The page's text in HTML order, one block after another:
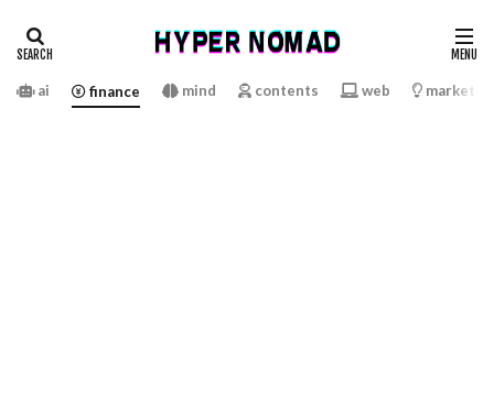
ai finance mind contents web